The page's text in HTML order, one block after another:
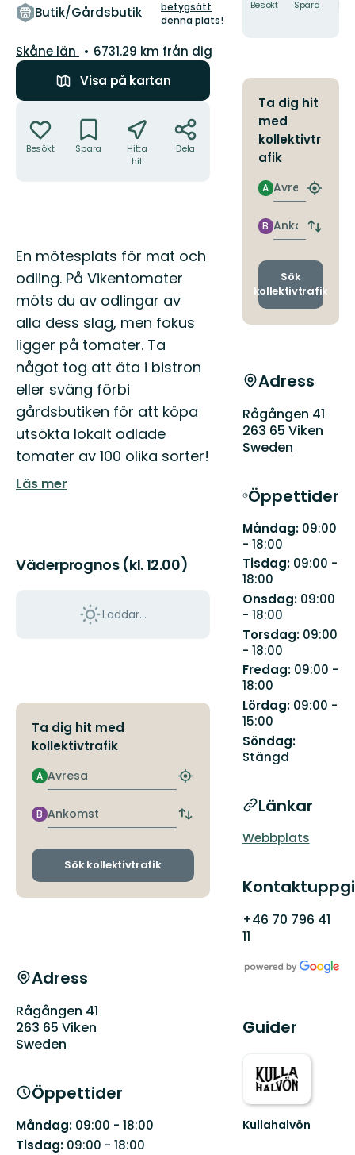
Butik/Gårdsbutik
5
stjärnor
betygsätt
denna plats!
Län:
Skåne län
6731.29 km från dig
Visa på kartan
Besökt Spara
Hitta
hit
Dela
Beskrivning
En mötesplats för mat och
odling. På Vikentomater
möts du av odlingar av
alla dess slag, men fokus
ligger på tomater. Ta
något tog att äta i bistron
eller sväng förbi
gårdsbutiken för att köpa
utsökta lokalt odlade
tomater av 100 olika sorter!
Läs mer
Väderprognos (kl. 12.00)
Laddar...
Ta dig hit med
kollektivtrafik
Avresa
A
Hitta
hållplats
Ankomst
B
Byt
och
Sök kollektivtrafik
Adress
Rågången 41
263 65 Viken
Sweden
Öppettider
Måndag: 09:00 - 18:00
Tisdag: 09:00 - 18:00
Besökt Spara
Ta dig hit
med
kollektivtr
afik
Avresa
A
Hitta
Ankomst
B
Byt
och
Sök
kollektivtrafik
Adress
Rågången 41
263 65 Viken
Sweden
Öppettider
Måndag:09:00
- 18:00
Tisdag:09:00 -
18:00
Onsdag:09:00
- 18:00
Torsdag:09:00
- 18:00
Fredag:09:00 -
18:00
Lördag:09:00 -
15:00
Söndag:
Stängd
Länkar
Webbplats
+46 70 796 41
11
Guider
Kullahalvön